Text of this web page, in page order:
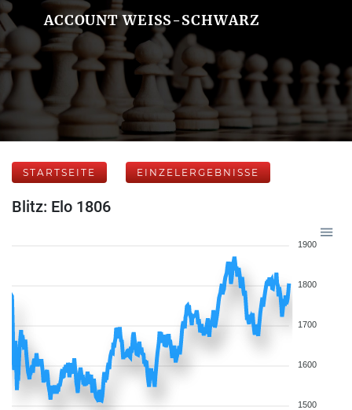
ACCOUNT WEISS-SCHWARZ
STARTSEITE EINZELERGEBNISSE
Blitz: Elo 1806
1900
1800
1700
1600
1500